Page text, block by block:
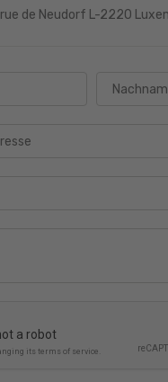
de Neudorf L-2220